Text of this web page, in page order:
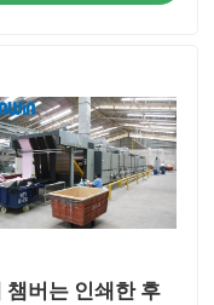
챔버는 인쇄한 후